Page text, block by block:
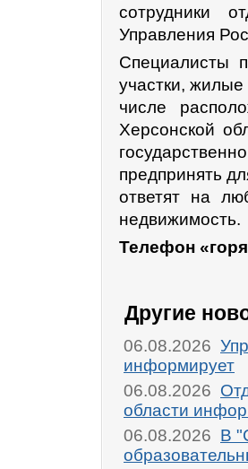
сотрудники
Управления
Специалисты
участки,
числе
Херсонской
предпринять
ответят на
недвижимость.
Телефон
Другие
06.08.2026
информирует
06.08.2026
области
06.08.2026 В